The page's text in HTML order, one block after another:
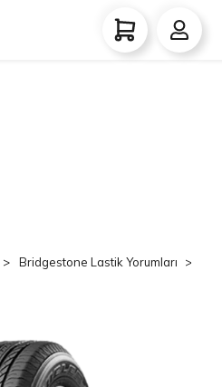
Bridgestone Lastik Yorumları